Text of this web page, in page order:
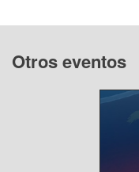
Otros eventos